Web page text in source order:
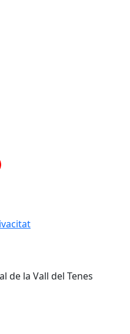
de la Vall del Tenes